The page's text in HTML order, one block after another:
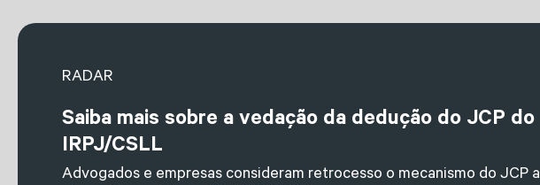
RADAR
Saiba mais sobre a vedação da dedução do JCP do
IRPJ/CSLL
Advogados e empresas consideram retrocesso o mecanismo do JCP a